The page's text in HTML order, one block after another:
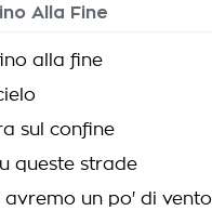
Alla Fine
alla fine
sul confine
queste strade
un po' di vento